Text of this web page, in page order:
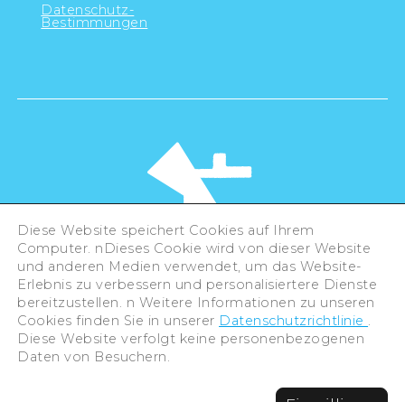
Datenschutz-
Bestimmungen
©Hiroshima Tourism Association /
Hiroshima Prefecture / Hiroshima City .
All rights reserved
Diese Website speichert Cookies auf Ihrem
Computer. nDieses Cookie wird von dieser Website
und anderen Medien verwendet, um das Website-
Erlebnis zu verbessern und personalisiertere Dienste
bereitzustellen. n Weitere Informationen zu unseren
Cookies finden Sie in unserer Datenschutzrichtlinie .
Diese Website verfolgt keine personenbezogenen
Daten von Besuchern.